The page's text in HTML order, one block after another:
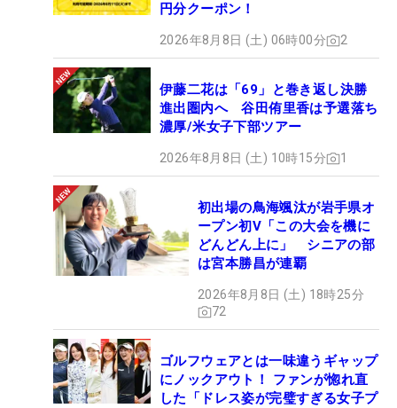
円分クーポン！
2026年8月8日 (土) 06時00分 2
伊藤二花は「69」と巻き返し決勝
進出圏内へ 谷田侑里香は予選落ち
濃厚/米女子下部ツアー
2026年8月8日 (土) 10時15分 1
初出場の鳥海颯汰が岩手県オ
ープン初V「この大会を機に
どんどん上に」 シニアの部
は宮本勝昌が連覇
2026年8月8日 (土) 18時25分
72
ゴルフウェアとは一味違うギャップ
にノックアウト！ ファンが惚れ直
した「ドレス姿が完璧すぎる女子プ